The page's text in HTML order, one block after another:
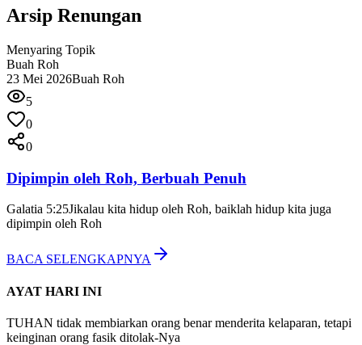
Arsip Renungan
Menyaring Topik
Buah Roh
23 Mei 2026Buah Roh
5
0
0
Dipimpin oleh Roh, Berbuah Penuh
Galatia 5:25Jikalau kita hidup oleh Roh, baiklah hidup kita juga
dipimpin oleh Roh
BACA SELENGKAPNYA
AYAT HARI INI
TUHAN tidak membiarkan orang benar menderita kelaparan, tetapi
keinginan orang fasik ditolak-Nya